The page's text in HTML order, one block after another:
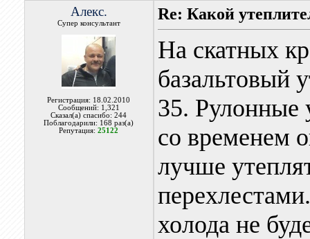
Алекс.
Супер консультант
Регистрация: 18.02.2010
Сообщений: 1,321
Сказал(а) спасибо: 244
Поблагодарили: 168 раз(а)
Репутация:25122
Re: Какой
На скатных
базальтовый
35. Рулонные
со временем
лучше
холода не